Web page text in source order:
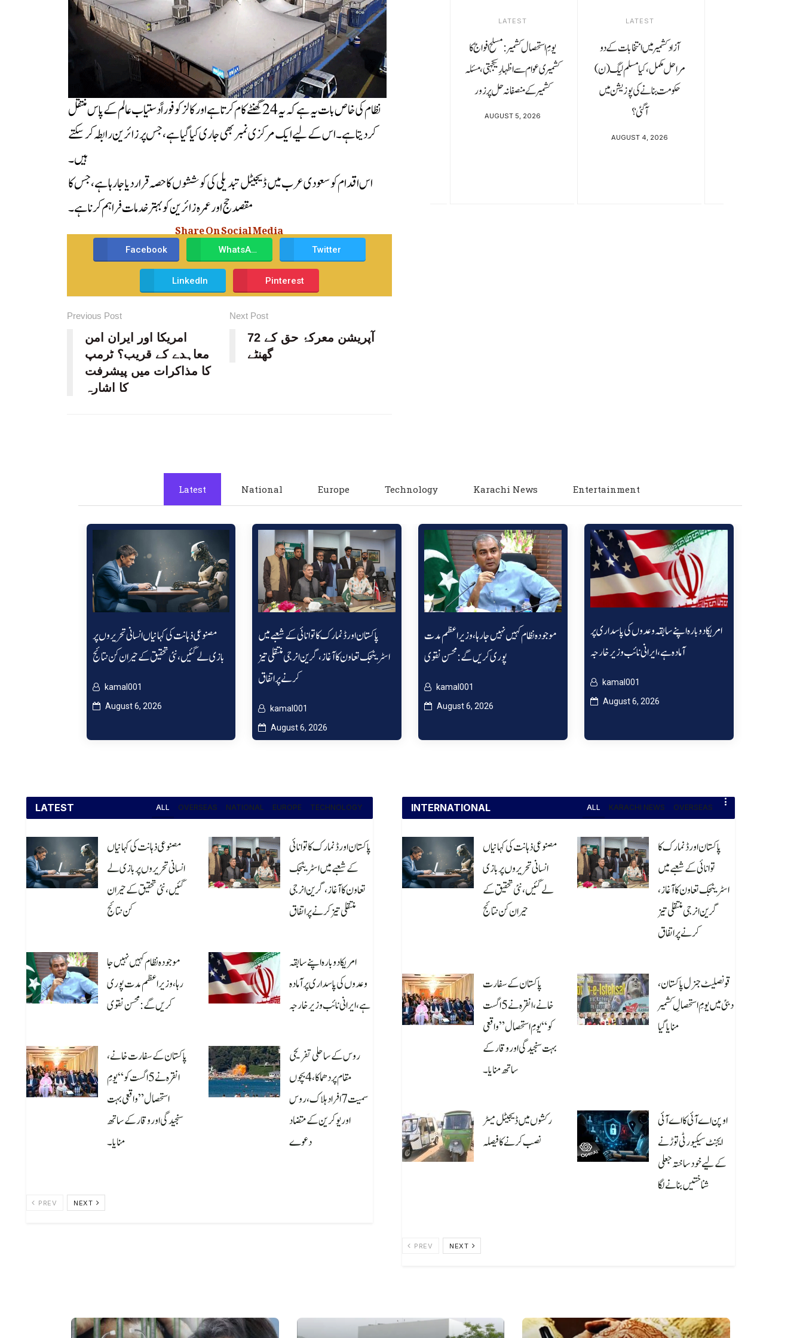
نظام کی خاص بات یہ ہے کہ یہ 24 گھنٹے کام کرتا ہے اور کالز کو فوراً دستیاب عالم کے پاس منتقل
کر دیتا ہے۔ اس کے لیے ایک مرکزی نمبر بھی جاری کیا گیا ہے، جس پر زائرین رابطہ کر سکتے
ہیں۔
اس اقدام کو سعودی عرب میں ڈیجیٹل تبدیلی کی کوششوں کا حصہ قرار دیا جا رہا ہے، جس کا
مقصد حج اور عمرہ زائرین کو بہتر خدمات فراہم کرنا ہے۔
Share On Social Media
Facebook WhatsApp Twitter
LinkedIn Pinterest
Previous Post
امریکا اور ایران امن
معاہدے کے قریب؟ ٹرمپ
کا مذاکرات میں پیشرفت
کا اشارہ
Next Post
آپریشن معرکۂ حق کے 72
گھنٹے
LATEST
یومِ استحصال کشمیر: مسلح افواج کا
کشمیری عوام سے اظہارِ یکجہتی، مسئلہ
کشمیر کے منصفانہ حل پر زور
AUGUST 5, 2026
LATEST
آزاد کشمیر میں انتخابات کے دو
مراحل مکمل، کیا مسلم لیگ (ن)
حکومت بنانے کی پوزیشن میں
آگئی؟
AUGUST 4, 2026
Latest National Europe Technology Karachi News Entertainment
مصنوعی ذہانت کی کہانیاں انسانی تحریروں پر
بازی لے گئیں، نئی تحقیق کے حیران کن نتائج
kamal001
August 6, 2026
پاکستان اور ڈنمارک کا توانائی کے شعبے میں
اسٹریٹجک تعاون کا آغاز، گرین انرجی منتقلی تیز
کرنے پر اتفاق
kamal001
August 6, 2026
موجودہ نظام کہیں نہیں جا رہا، وزیراعظم مدت
پوری کریں گے: محسن نقوی
kamal001
August 6, 2026
امریکا دوبارہ اپنے سابقہ وعدوں کی پاسداری پر
آمادہ ہے، ایرانی نائب وزیر خارجہ
kamal001
August 6, 2026
LATEST ALL OVERSEAS NATIONAL EUROPE TECHNOLOGY
مصنوعی ذہانت کی کہانیاں
انسانی تحریروں پر بازی لے
گئیں، نئی تحقیق کے حیران
کن نتائج
پاکستان اور ڈنمارک کا توانائی
کے شعبے میں اسٹریٹجک
تعاون کا آغاز، گرین انرجی
منتقلی تیز کرنے پر اتفاق
موجودہ نظام کہیں نہیں جا
رہا، وزیراعظم مدت پوری
کریں گے: محسن نقوی
امریکا دوبارہ اپنے سابقہ
وعدوں کی پاسداری پر آمادہ
ہے، ایرانی نائب وزیر خارجہ
پاکستان کے سفارت خانے،
انقرہ نے 5 اگست کو “یومِ
استحصال” واقعی بہت
سنجیدگی اور وقار کے ساتھ
منایا۔
روس کے ساحلی تفریحی
مقام پر دھماکا، 4 بچوں
سمیت 7 افراد ہلاک، روس
اور یوکرین کے متضاد
دعوے
PREV NEXT
INTERNATIONAL ALL KARACHI NEWS OVERSEAS
مصنوعی ذہانت کی کہانیاں
انسانی تحریروں پر بازی
لے گئیں، نئی تحقیق کے
حیران کن نتائج
پاکستان اور ڈنمارک کا
توانائی کے شعبے میں
اسٹریٹجک تعاون کا آغاز،
گرین انرجی منتقلی تیز
کرنے پر اتفاق
پاکستان کے سفارت
خانے، انقرہ نے 5 اگست
کو “یومِ استحصال” واقعی
بہت سنجیدگی اور وقار کے
ساتھ منایا۔
قونصلیٹ جنرل پاکستان،
دبئی میں یومِ استحصالِ کشمیر
منایا گیا
رکشوں میں ڈیجیٹل میٹر
نصب کرنے کا فیصلہ
اوپن اے آئی کا اے آئی
ایجنٹ سیکیورٹی توڑنے
کے لیے خود ساختہ جعلی
شناختیں بنانے لگا
PREV NEXT